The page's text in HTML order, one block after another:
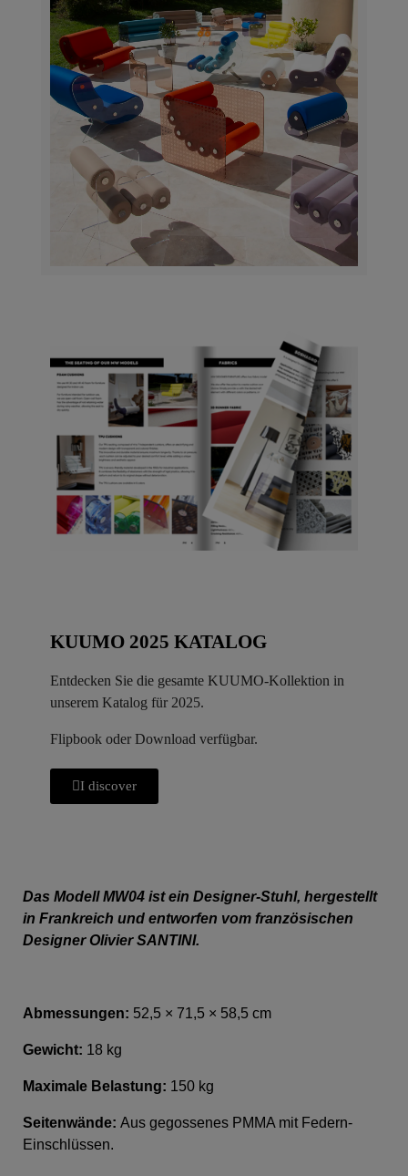
KUUMO 2025 KATALOG
Entdecken Sie die gesamte KUUMO-Kollektion in
unserem Katalog für 2025.
Flipbook oder Download verfügbar.
I discover
Das Modell MW04 ist ein Designer-Stuhl, hergestellt
in Frankreich und entworfen vom französischen
Designer Olivier SANTINI.
Abmessungen: 52,5 × 71,5 × 58,5 cm
Gewicht: 18 kg
Maximale Belastung: 150 kg
Seitenwände: Aus gegossenes PMMA mit Federn-
Einschlüssen.